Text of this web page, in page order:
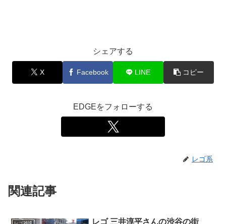
シェアする
X Facebook LINE コピー
EDGEをフォローする
レゴ系
関連記事
レゴ雑談
レゴ 三井淳平さんの渋谷の街